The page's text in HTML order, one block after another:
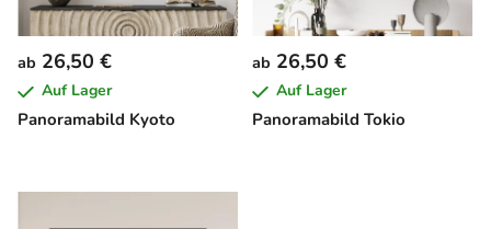
d
e
r
P
r
d
Panoramabild Kyoto
ab 26,50 €
Auf Lager
Panoramabild Tokio
ab 26,50 €
Auf Lager